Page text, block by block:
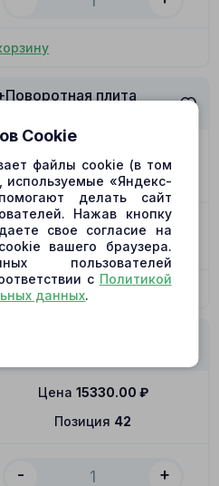
плита
Позиция 42
- +
плита
Позиция 42
Цена 15330.00 ₽
- +
Cookie
файлы cookie (в том
используемые «Яндекс-
делать сайт
Нажав кнопку
свое согласие на
вашего браузера.
пользователей
с Политикой
данных.